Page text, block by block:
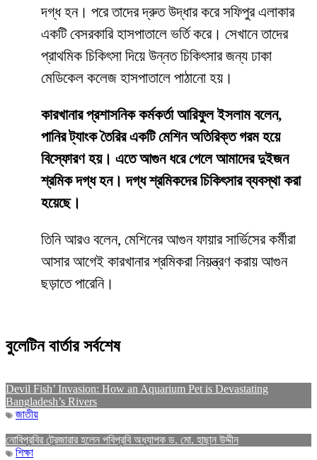
দগ্ধ হন। পরে তাদের দ্রুত উদ্ধার করে সফিপুর এলাকার
একটি বেসরকারি হাসপাতালে ভর্তি করে। সেখানে তাদের
প্রাথমিক চিকিৎসা দিয়ে উন্নত চিকিৎসার জন্য ঢাকা
মেডিকেল কলেজ হাসপাতালে পাঠানো হয়।
কারখানার প্রশাসনিক কর্মকর্তা আরিফুল ইসলাম বলেন,
পানির ট্যাংক তৈরির একটি মেশিন অতিরিক্ত গরম হয়ে
বিস্ফোরণ হয়। এতে আগুন ধরে গেলে আমাদের দুইজন
শ্রমিক দগ্ধ হন। দগ্ধ শ্রমিকদের চিকিৎসার ব্যবস্থা করা
হয়েছে।
তিনি আরও বলেন, মেশিনের আগুন ফায়ার সার্ভিসের কর্মীরা
আসার আগেই কারখানার শ্রমিকরা নিয়ন্ত্রণ করায় আগুন
ছড়াতে পারেনি।
বুলেটিন বার্তার সর্বশেষ
Devil Fish’ Invasion: How an Aquarium Pet is Devastating
Bangladesh’s Rivers
জাতীয়
নোবিপ্রবির ট্রেজারার হলেন পবিপ্রবি অধ্যাপক ড. মো. হাছান উদ্দীন
শিক্ষা